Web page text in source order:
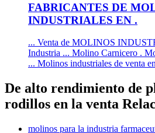
FABRICANTES DE
INDUSTRIALES EN .
... Venta de MOLINOS
Industria ... Molino Carnicero .
... Molinos industriales de venta
De alto rendimiento de
rodillos en la venta
molinos para la industria